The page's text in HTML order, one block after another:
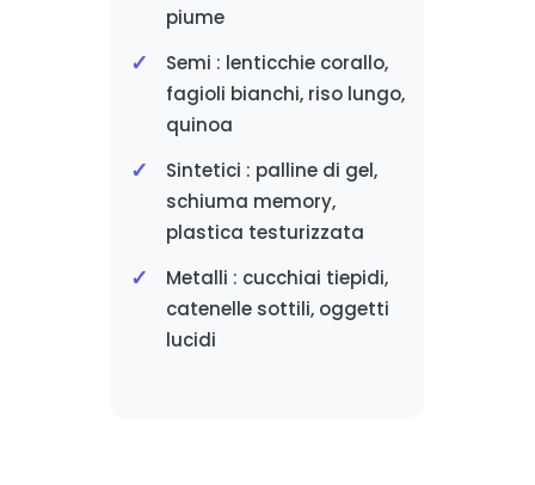
piume
Semi : lenticchie corallo,
fagioli bianchi, riso lungo,
quinoa
Sintetici : palline di gel,
schiuma memory,
plastica testurizzata
Metalli : cucchiai tiepidi,
catenelle sottili, oggetti
lucidi